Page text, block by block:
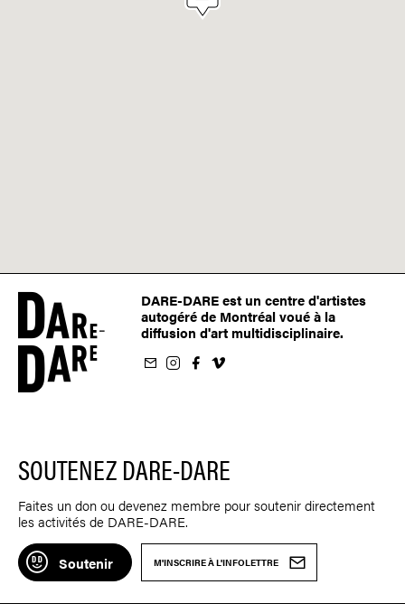
DARE-DARE est un centre d'artistes
autogéré de Montréal voué à la
diffusion d'art multidisciplinaire.
sur Instagram
sur Facebook
nous sur Vimeo
SOUTENEZ DARE-DARE
Faites un don ou devenez membre pour soutenir directement
les activités de DARE-DARE.
Soutenir M'INSCRIRE À L'INFOLETTRE